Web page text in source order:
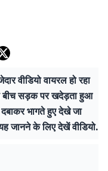
वीडियो वायरल हो रहा
बीच सड़क पर खदेड़ता हुआ
भागते हुए देखे जा
जानने के लिए देखें वीडियो.